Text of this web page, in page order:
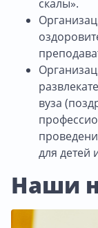
скалы».
вуза
для детей
Наши